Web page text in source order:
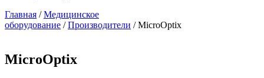
Главная /Медицинское
оборудование /Производители / MicroOptix
MicroOptix